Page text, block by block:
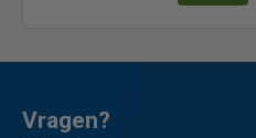
Vragen?